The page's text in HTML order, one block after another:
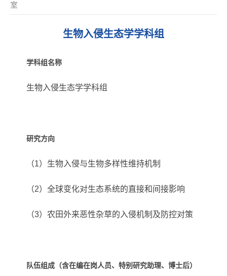
室
生物入侵生态学学科组
学科组名称
生物入侵生态学学科组
研究方向
（1）生物入侵与生物多样性维持机制
（2）全球变化对生态系统的直接和间接影响
（3）农田外来恶性杂草的入侵机制及防控对策
队伍组成（含在编在岗人员、特别研究助理、博士后）